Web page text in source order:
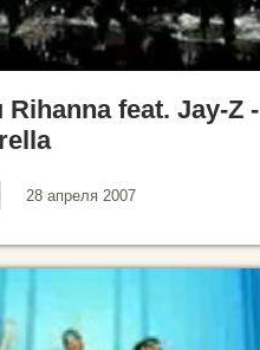
Rihanna feat. Jay-Z -
28 апреля 2007